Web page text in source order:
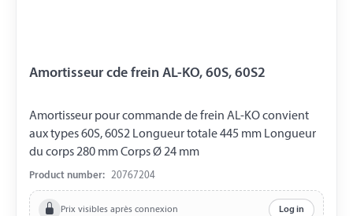
Amortisseur cde frein AL-KO, 60S, 60S2
Amortisseur pour commande de frein AL-KO convient
aux types 60S, 60S2 Longueur totale 445 mm Longueur
du corps 280 mm Corps Ø 24 mm
Product number: 20767204
Prix visibles après connexion Log in